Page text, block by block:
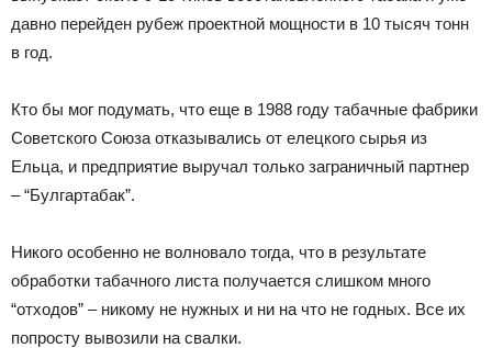
давно перейден рубеж проектной мощности в 10 тысяч тонн
в год.
Кто бы мог подумать, что еще в 1988 году табачные фабрики
Советского Союза отказывались от елецкого сырья из
Ельца, и предприятие выручал только заграничный партнер
– “Булгартабак”.
Никого особенно не волновало тогда, что в результате
обработки табачного листа получается слишком много
“отходов” – никому не нужных и ни на что не годных. Все их
попросту вывозили на свалки.